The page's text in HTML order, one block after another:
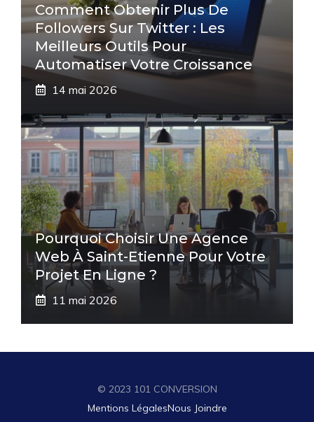
Comment Obtenir Plus De
Followers Sur Twitter : Les
Meilleurs Outils Pour
Automatiser Votre Croissance
14 mai 2026
Pourquoi Choisir Une Agence
Web À Saint-Etienne Pour Votre
Projet En Ligne ?
11 mai 2026
© 2023 101 CONVERSION
Mentions LégalesNous Joindre